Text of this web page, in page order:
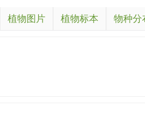
植物图片 植物标本 物种分